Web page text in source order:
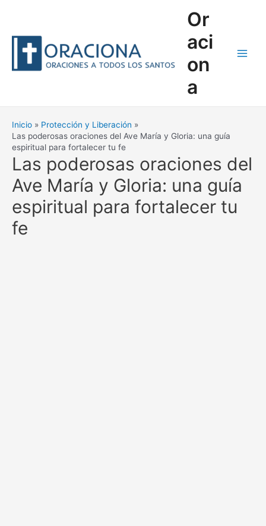
Or
aci
on
a
Inicio
Protección y Liberación
Las poderosas oraciones del Ave María y Gloria: una guía
espiritual para fortalecer tu fe
Las poderosas oraciones del
Ave María y Gloria: una guía
espiritual para fortalecer tu
fe